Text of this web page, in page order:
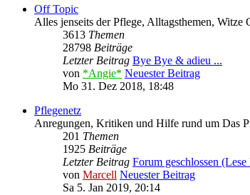
Off Topic
Alles jenseits der Pflege, Alltagsthemen,
3613 Themen
28798 Beiträge
Letzter Beitrag Bye Bye & adieu ...
von *Angie* Neuester Beitrag
Mo 31. Dez 2018, 18:48
Pflegenetz
Anregungen, Kritiken und Hilfe rund um Das
201 Themen
1925 Beiträge
Letzter Beitrag Forum geschlossen
von Marcell Neuester Beitrag
Sa 5. Jan 2019, 20:14